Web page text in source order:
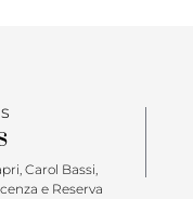
Carol Bassi,
e Reserva